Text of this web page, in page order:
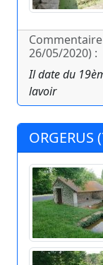
26/05/2020) :
Il date du
lavoir
ORGERUS